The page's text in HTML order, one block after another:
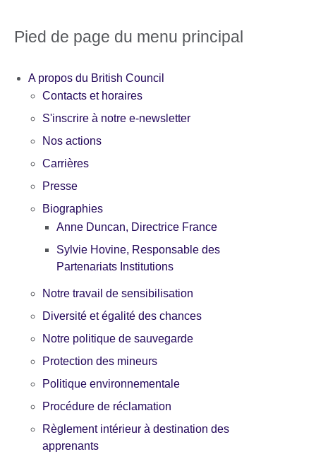
Pied de page du menu principal
A propos du British Council
Contacts et horaires
S'inscrire à notre e-newsletter
Nos actions
Carrières
Presse
Biographies
Anne Duncan, Directrice France
Sylvie Hovine, Responsable des
Partenariats Institutions
Notre travail de sensibilisation
Diversité et égalité des chances
Notre politique de sauvegarde
Protection des mineurs
Politique environnementale
Procédure de réclamation
Règlement intérieur à destination des
apprenants